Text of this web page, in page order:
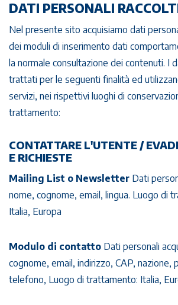
DATI PERSONALI
Nel presente sito acquisiamo dati
dei moduli di inserimento dati
la normale consultazione dei contenuti. I
trattati per le seguenti finalità ed
servizi, nei rispettivi luoghi di
trattamento:
CONTATTARE L'UTENTE /
E RICHIESTE
Mailing List o Newsletter Dati
nome, cognome, email, lingua. Luogo di
Italia, Europa
Modulo di contatto Dati personali
cognome, email, indirizzo, CAP, nazione,
telefono, Luogo di trattamento: Italia,